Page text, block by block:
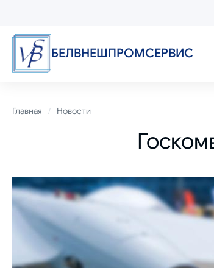
содержанию
БЕЛВНЕШПРОМСЕРВИС
Строка
Главная Новости